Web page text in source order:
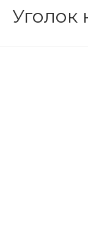
Уголок